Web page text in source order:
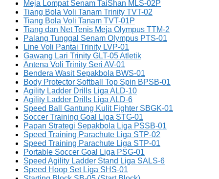
Meja Lompat Senam TaiShan MLS-02P
Tiang Bola Voli Tanam Trinity TVT-02
Tiang Bola Voli Tanam TVT-01P
Tiang dan Net Tenis Meja Olympus TTM-2
Palang Tunggal Senam Olympus PTS-01
Line Voli Pantai Trinity LVP-01
Gawang Lari Trinity GLT-05 Atletik
Antena Voli Trinity Seri AV-01
Bendera Wasit Sepakbola BWS-01
Body Protector Softball Top Spin BPSB-01
Agility Ladder Drills Liga ALD-10
Agility Ladder Drills Liga ALD-6
Speed Ball Gantung Kulit Fighter SBGK-01
Soccer Training Goal Liga STG-01
Papan Strategi Sepakbola Liga PSSB-01
Speed Training Parachute Liga STP-02
Speed Training Parachute Liga STP-01
Portable Soccer Goal Liga PSG-01
Speed Agility Ladder Stand Liga SALS-6
Speed Hoop Set Liga SHS-01